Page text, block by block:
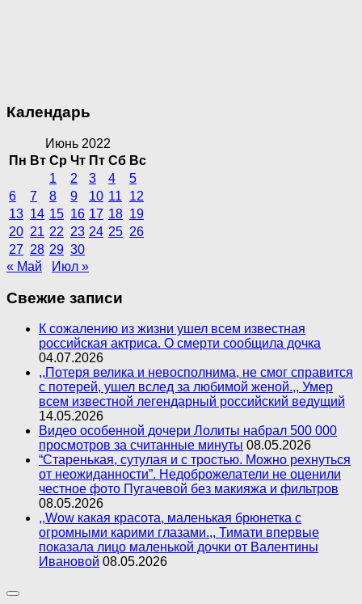
Календарь
Июнь 2022
Пн Вт Ср Чт Пт Сб Вс
1
2 3 4
5
6
7 8 9 10 11
12
13 14 15 16 17 18 19
20 21 22 23 24 25 26
27 28 29 30
« Май
Июл »
Свежие записи
К сожалению из жизни ушел всем известная
российская актриса. О смерти сообщила дочка
04.07.2026
,,Потеря велика и невосполнима, не смог справится
с потерей, ушел вслед за любимой женой.,, Умер
всем известной легендарный российский ведущий
14.05.2026
Видео особенной дочери Лолиты набрал 500 000
просмотров за считанные минуты 08.05.2026
“Старенькая, сутулая и с тростью. Можно рехнуться
от неожиданности”. Недоброжелатели не оценили
честное фото Пугачевой без макияжа и фильтров
08.05.2026
,,Wow какая красота, маленькая брюнетка с
огромными карими глазами.,, Тимати впервые
показала лицо маленькой дочки от Валентины
Ивановой 08.05.2026